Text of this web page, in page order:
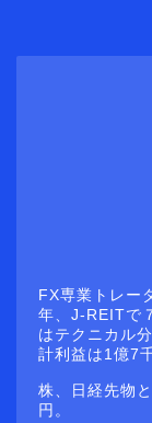
FX専業トレー
年、J-REITで
はテクニカル
計利益は1億7
株、日経先物
円。